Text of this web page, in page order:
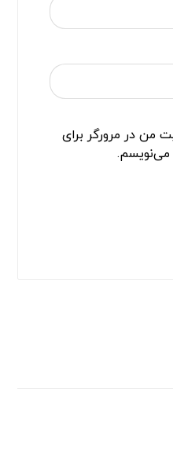
من در مرورگر برای
می‌نویسم.